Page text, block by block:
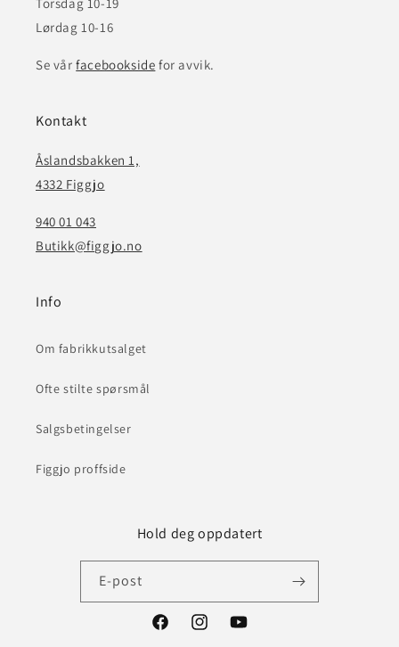
Torsdag 10-19
Lørdag 10-16
Se vårfacebookside for avvik.
Kontakt
Åslandsbakken 1,
4332 Figgjo
940 01 043
Butikk@figgjo.no
Info
Om fabrikkutsalget
Ofte stilte spørsmål
Salgsbetingelser
Figgjo proffside
Hold deg oppdatert
E-post
FacebookInstagramYouTube